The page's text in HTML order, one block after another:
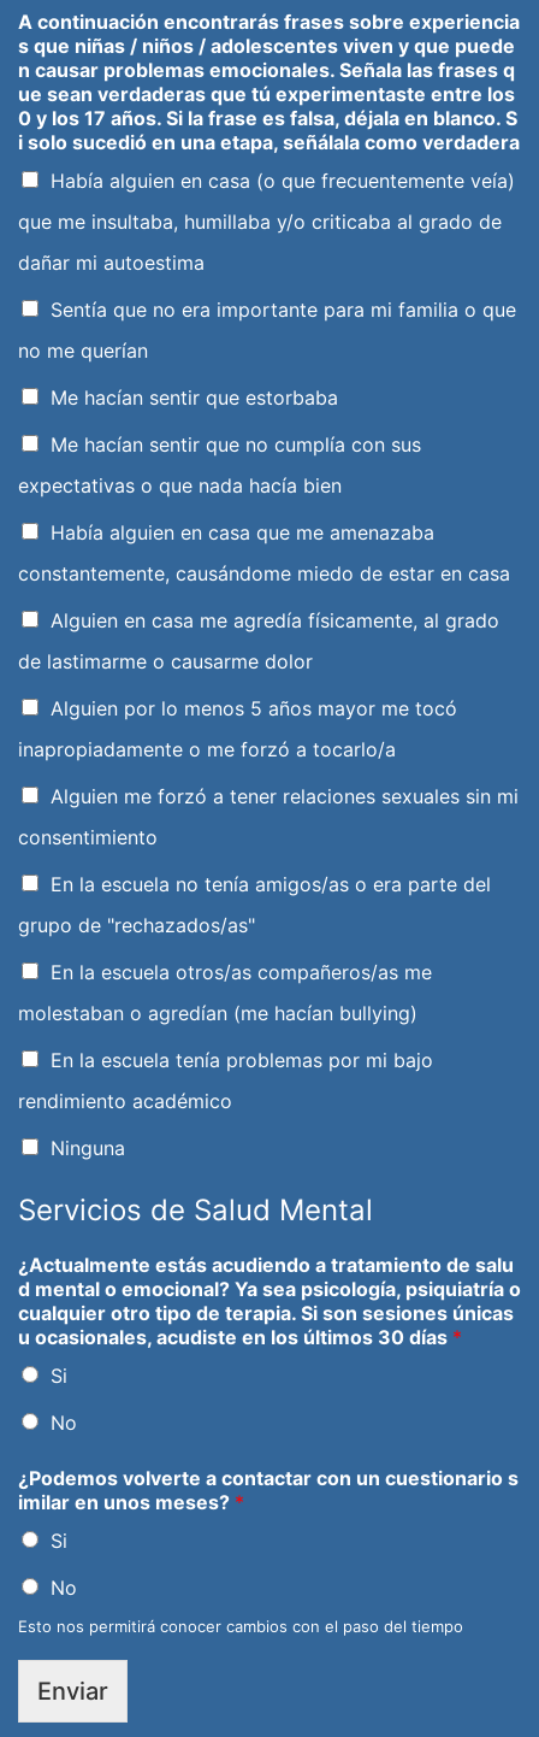
A continuación encontrarás frases sobre experiencia
s que niñas / niños / adolescentes viven y que puede
n causar problemas emocionales. Señala las frases q
ue sean verdaderas que tú experimentaste entre los
0 y los 17 años. Si la frase es falsa, déjala en blanco. S
i solo sucedió en una etapa, señálala como verdadera
Había alguien en casa (o que frecuentemente veía)
que me insultaba, humillaba y/o criticaba al grado de
dañar mi autoestima
Sentía que no era importante para mi familia o que
no me querían
Me hacían sentir que estorbaba
Me hacían sentir que no cumplía con sus
expectativas o que nada hacía bien
Había alguien en casa que me amenazaba
constantemente, causándome miedo de estar en casa
Alguien en casa me agredía físicamente, al grado
de lastimarme o causarme dolor
Alguien por lo menos 5 años mayor me tocó
inapropiadamente o me forzó a tocarlo/a
Alguien me forzó a tener relaciones sexuales sin mi
consentimiento
En la escuela no tenía amigos/as o era parte del
grupo de "rechazados/as"
En la escuela otros/as compañeros/as me
molestaban o agredían (me hacían bullying)
En la escuela tenía problemas por mi bajo
rendimiento académico
Ninguna
Servicios de Salud Mental
¿Actualmente estás acudiendo a tratamiento de salu
d mental o emocional? Ya sea psicología, psiquiatría o
cualquier otro tipo de terapia. Si son sesiones únicas
u ocasionales, acudiste en los últimos 30 días *
Si
No
¿Podemos volverte a contactar con un cuestionario s
imilar en unos meses? *
Si
No
Esto nos permitirá conocer cambios con el paso del tiempo
Enviar